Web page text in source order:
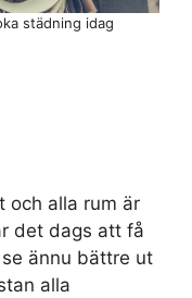
och alla rum är
det dags att få
ännu bättre ut
alla
städning idag